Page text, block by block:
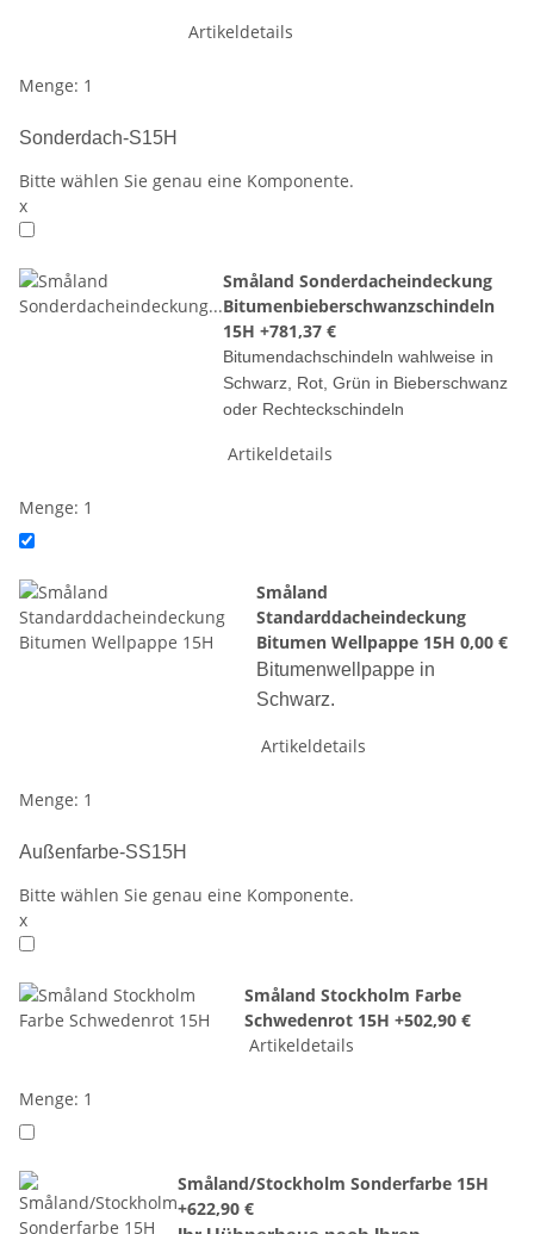
Artikeldetails
Menge: 1
Sonderdach-S15H
Bitte wählen Sie genau eine Komponente.
x
Småland Sonderdacheindeckung
Bitumenbieberschwanzschindeln
15H +781,37 €
Bitumendachschindeln wahlweise in
Schwarz, Rot, Grün in Bieberschwanz
oder Rechteckschindeln
Artikeldetails
Menge: 1
Småland
Standarddacheindeckung
Bitumen Wellpappe 15H0,00 €
Bitumenwellpappe in
Schwarz.
Artikeldetails
Menge: 1
Außenfarbe-SS15H
Bitte wählen Sie genau eine Komponente.
x
Småland Stockholm Farbe
Schwedenrot 15H +502,90 €
Artikeldetails
Menge: 1
Småland/Stockholm Sonderfarbe 15H
+622,90 €